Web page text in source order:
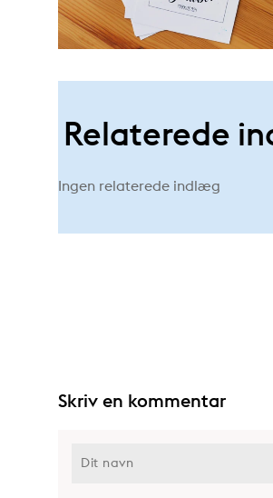
Relaterede
Ingen relaterede indlæg
Skriv en kommentar